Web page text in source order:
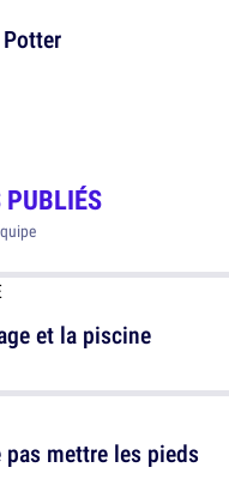
PUBLIÉS
et la piscine
mettre les pieds